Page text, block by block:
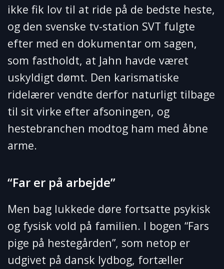
ikke fik lov til at ride på de bedste heste,
og den svenske tv-station SVT fulgte
efter med en dokumentar om sagen,
som fastholdt, at Jahn havde været
uskyldigt dømt. Den karismatiske
ridelærer vendte derfor naturligt tilbage
til sit virke efter afsoningen, og
hestebranchen modtog ham med åbne
arme.
“Far er på arbejde”
Men bag lukkede døre fortsatte psykisk
og fysisk vold på familien. I bogen “Fars
pige på hestegården”, som netop er
udgivet på dansk lydbog, fortæller